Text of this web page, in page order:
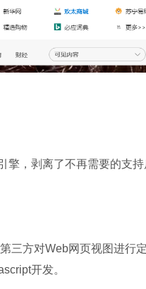
剥离了不再需要的支持
方对Web网页视图进行
开发。